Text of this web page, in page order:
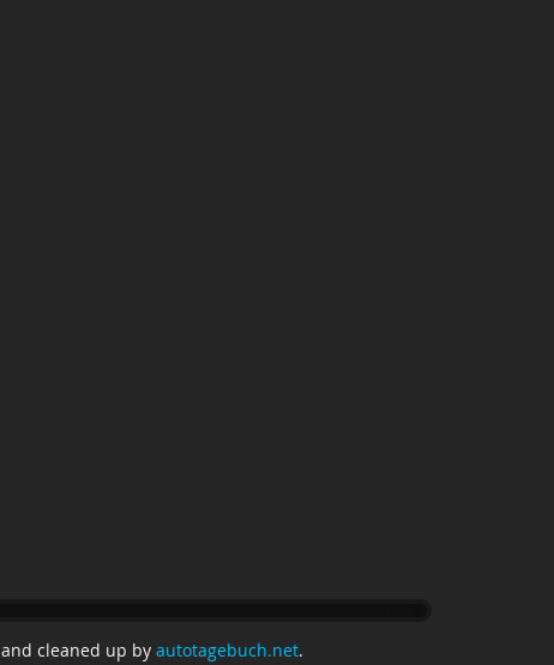
cleaned up by autotagebuch.net.